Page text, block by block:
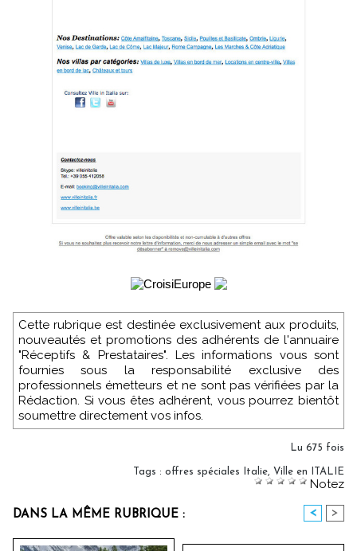
Cette rubrique est destinée exclusivement aux produits,
nouveautés et promotions des adhérents de l'annuaire
"Réceptifs & Prestataires". Les informations vous sont
fournies sous la responsabilité exclusive des
professionnels émetteurs et ne sont pas vérifiées par la
Rédaction. Si vous êtes adhérent, vous pourrez bientôt
soumettre directement vos infos.
Lu 675 fois
Tags : offres spéciales Italie, Ville en ITALIE
Notez
DANS LA MÊME RUBRIQUE : < >